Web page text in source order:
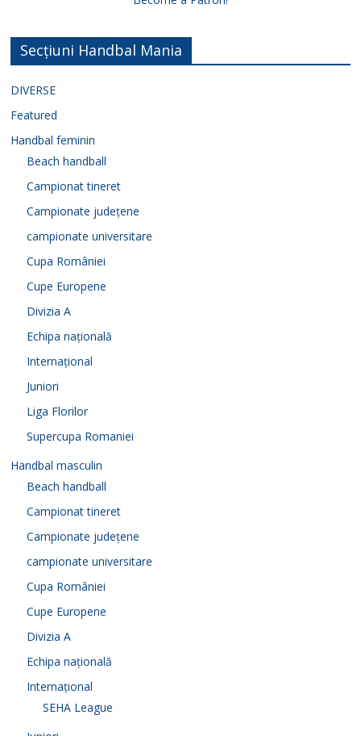
Secțiuni Handbal Mania
DIVERSE
Featured
Handbal feminin
Beach handball
Campionat tineret
Campionate județene
campionate universitare
Cupa României
Cupe Europene
Divizia A
Echipa națională
Internațional
Juniori
Liga Florilor
Supercupa Romaniei
Handbal masculin
Beach handball
Campionat tineret
Campionate județene
campionate universitare
Cupa României
Cupe Europene
Divizia A
Echipa națională
Internațional
SEHA League